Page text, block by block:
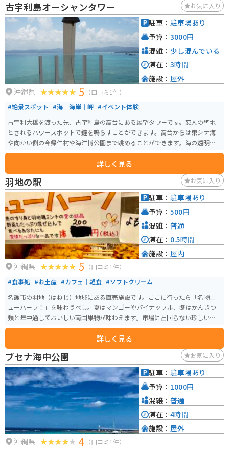
古宇利島オーシャンタワー お気に入り
沖縄県 5 （口コミ1件）
#絶景スポット #海｜海岸｜岬 #イベント体験
古宇利大橋を渡った先、古宇利島の高台にある展望タワーです。恋人の聖地
とされるパワースポットで鐘を鳴らすことができます。高台からは東シナ海
や向かい側の今帰仁村や海洋博公園まで眺めることができます。海の透明度
も高く、エメラルドグリーンで透き通っています。
詳しく見る
駐車： 駐車場あり
予算： 3000円
混雑： 少し混んでいる
滞在： 3時間
施設： 屋外
羽地の駅 お気に入り
沖縄県 5 （口コミ1件）
#食事処 #お土産 #カフェ｜軽食 #ソフトクリーム
名護市の羽地（はねじ）地域にある直売施設です。ここに行ったら「名物ニ
ューハーフ！」を味わうべし。夏はマンゴーやパイナップル、冬はかんきつ
類と年中通しておいしい南国果物が味わえます。市場に出回らない珍しい果
物もあります。新鮮な羽地のたまご「やんばるたまご」とその親鶏「羽地
鶏」を使った食事やお惣菜も楽しめます。
詳しく見る
駐車： 駐車場あり
予算： 500円
混雑： 普通
滞在： 0.5時間
施設： 屋内
ブセナ海中公園 お気に入り
沖縄県 4 （口コミ1件）
駐車： 駐車場あり
予算： 1000円
混雑： 普通
滞在： 4時間
施設： 屋外